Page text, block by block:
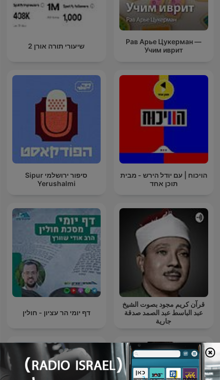
Рав Арье Цукерман —
Учим иврит
שיעורי תורה אורן 2
הויכוח | עם יודל הירש - מבית
תוכן אחד
סיפור ירושלמי Sipur
Yerushalmi
قرآن كريم مجود بصوت الشيخ
عبد الباسط عبد الصمد صدقة
جارية
דף יומי הר עציון - חולין